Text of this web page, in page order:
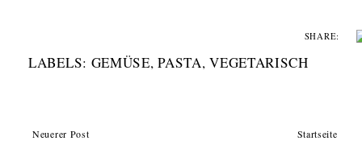
SHARE:
LABELS: GEMÜSE,PASTA,VEGETARISCH
Neuerer Post Startseite